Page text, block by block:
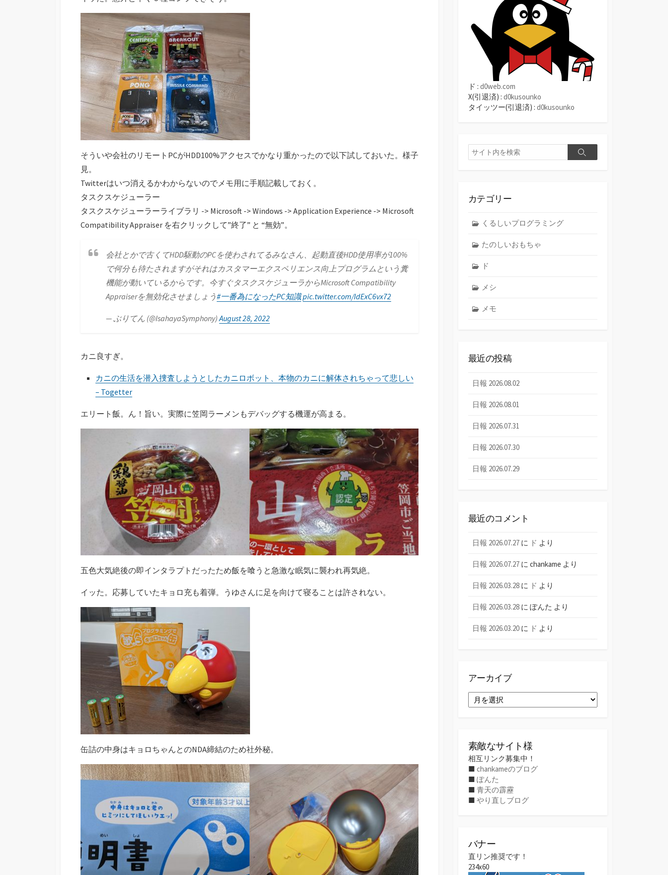
そういや会社のリモートPCがHDD100%アクセスでかなり重かったので以下試しておいた。様子
見。
Twitterはいつ消えるかわからないのでメモ用に手順記載しておく。
タスクスケジューラー
タスクスケジューラーライブラリ -> Microsoft -> Windows -> Application Experience -> Microsoft
Compatibility Appraiser を右クリックして”終了” と “無効”。
会社とかで古くてHDD駆動のPCを使わされてるみなさん、起動直後HDD使用率が100%
で何分も待たされますがそれはカスタマーエクスペリエンス向上プログラムという糞
機能が動いているからです。今すぐタスクスケジューラからMicrosoft Compatibility
Appraiserを無効化させましょう#一番為になったPC知識pic.twitter.com/IdExC6vx72
— ぶりてん (@IsahayaSymphony)August 28, 2022
カニ良すぎ。
カニの生活を潜入捜査しようとしたカニロボット、本物のカニに解体されちゃって悲しい
– Togetter
エリート飯。ん！旨い。実際に笠岡ラーメンもデバッグする機運が高まる。
五色大気絶後の即インタラプトだったため飯を喰うと急激な眠気に襲われ再気絶。
イッた。応募していたキョロ充も着弾。うゆさんに足を向けて寝ることは許されない。
缶詰の中身はキョロちゃんとのNDA締結のため社外秘。
ド : d0web.com
X(引退済) : d0kusounko
タイッツー(引退済) : d0kusounko
検
索
検
カテゴリー
くるしいプログラミング
たのしいおもちゃ
ド
メシ
メモ
最近の投稿
日報 2026.08.02
日報 2026.08.01
日報 2026.07.31
日報 2026.07.30
日報 2026.07.29
最近のコメント
日報 2026.07.27 に ド より
日報 2026.07.27 に chankame より
日報 2026.03.28 に ド より
日報 2026.03.28 に ぽんた より
日報 2026.03.20 に ド より
アーカイブ
ー
素敵なサイト様
相互リンク募集中！
■ chankameのブログ
■ ぽんた
■ 青天の霹靂
■ やり直しブログ
バナー
直リン推奨です！
234x60